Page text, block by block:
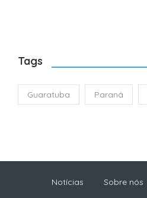
Tags
Guaratuba Paraná
Notícias Sobre nós